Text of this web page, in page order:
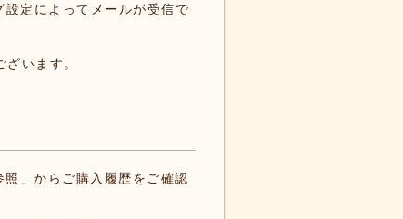
定によってメールが受信で
います。
」からご購入履歴をご確認